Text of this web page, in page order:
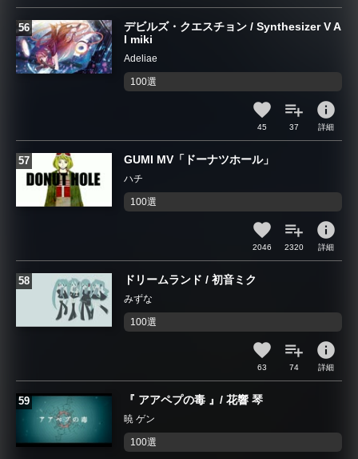
デビルズ・クエスチョン / Synthesizer V A
I miki
Adeliae
100選
45 37
info
詳細
GUMI MV「ドーナツホール」
ハチ
100選
2046 2320
info
詳細
ドリームランド / 初音ミク
みずな
100選
63 74
info
詳細
『 アアペプの毒 』/ 花響 琴
暁 ゲン
100選